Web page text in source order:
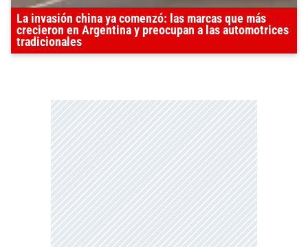
La invasión china ya comenzó: las marcas que más
crecieron en Argentina y preocupan a las automotrices
tradicionales